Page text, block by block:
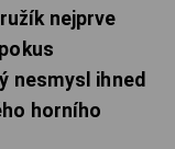
nejprve
nesmysl ihned
horního